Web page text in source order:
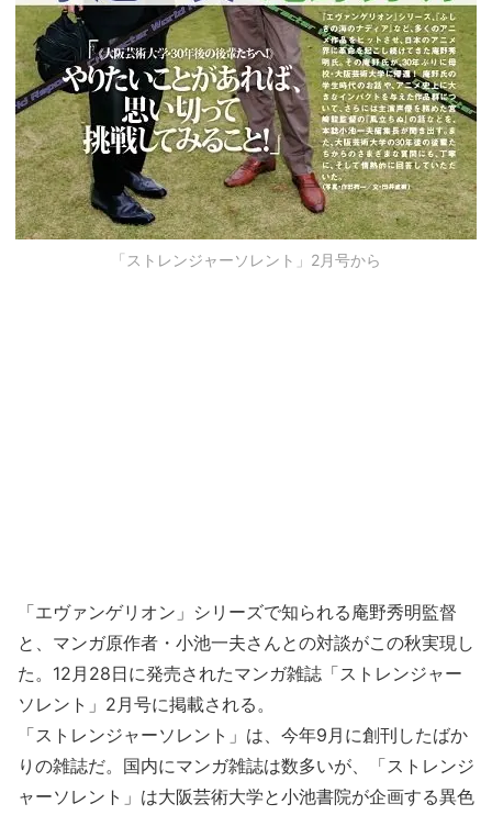
「ストレンジャーソレント」2月号から
「エヴァンゲリオン」シリーズで知られる庵野秀明監督
と、マンガ原作者・小池一夫さんとの対談がこの秋実現し
た。12月28日に発売されたマンガ雑誌「ストレンジャー
ソレント」2月号に掲載される。
「ストレンジャーソレント」は、今年9月に創刊したばか
りの雑誌だ。国内にマンガ雑誌は数多いが、「ストレンジ
ャーソレント」は大阪芸術大学と小池書院が企画する異色